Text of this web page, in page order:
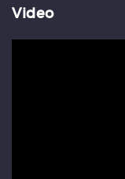
Video